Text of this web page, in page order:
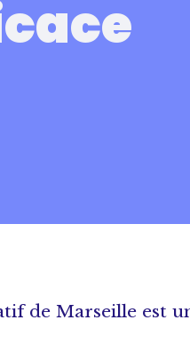
de Marseille est